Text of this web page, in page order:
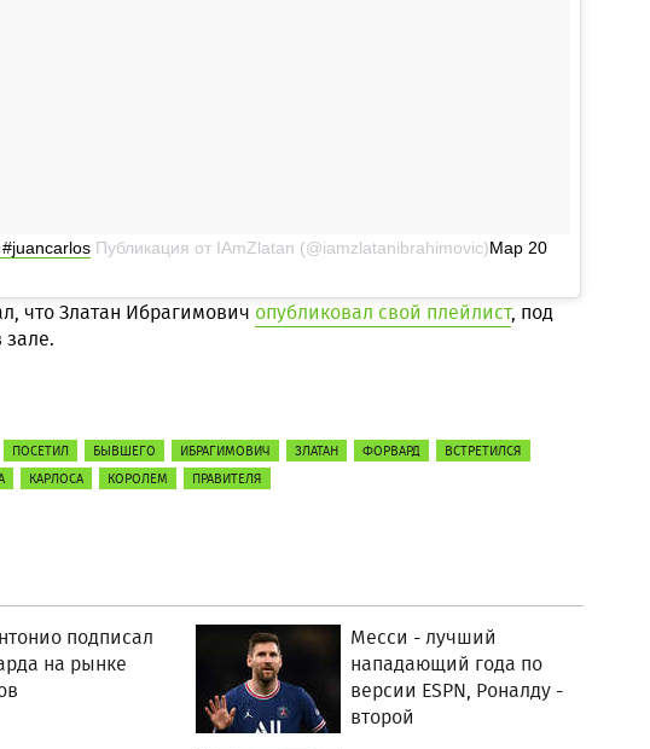
Публикация от IAmZlatan (@iamzlatanibrahimovic)Мар 20
что Златан Ибрагимович опубликовал свой плейлист, под
зале.
ПОСЕТИЛ БЫВШЕГО ИБРАГИМОВИЧ ЗЛАТАН ФОРВАРД
ВСТРЕТИЛСЯ
КАРЛОСА КОРОЛЕМ ПРАВИТЕЛЯ
подписал
на рынке
Месси - лучший
нападающий года по
версии ESPN, Роналду -
второй